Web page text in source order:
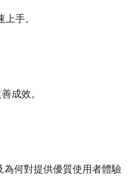
手。
成效。
何對提供優質使用者體驗